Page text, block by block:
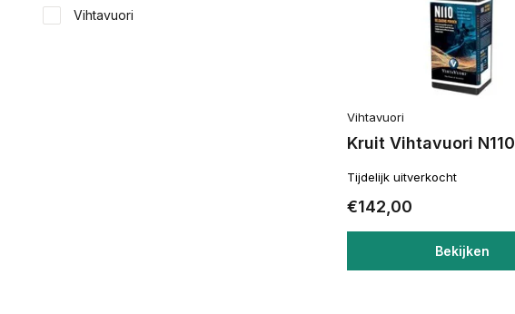
Vihtavuori
Vihtavuori
Kruit Vihtavuori N110
Tijdelijk uitverkocht
€142,00
Bekijken